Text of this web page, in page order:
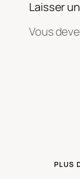
Laisser
Vous
PLUS